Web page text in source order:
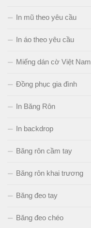
In mũ theo yêu cầu
In áo theo yêu cầu
Miếng dán cờ Việt Nam
Đồng phục gia đình
In Băng Rôn
In backdrop
Băng rôn cầm tay
Băng rôn khai trương
Băng đeo tay
Băng đeo chéo